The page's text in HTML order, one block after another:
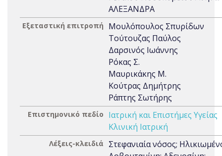
ΑΛΕΞΑΝΔΡΑ
Εξεταστική επιτροπή
Μουλόπουλος Σπυρίδων
Τούτουζας Παύλος
Δαρσινός Ιωάννης
Ρόκας Σ.
Μαυρικάκης Μ.
Κούτρας Δημήτρης
Ράπτης Σωτήρης
Επιστημονικό πεδίο
Ιατρική και Επιστήμες Υγείας
Κλινική Ιατρική
Λέξεις-κλειδιά
Στεφανιαία νόσος;